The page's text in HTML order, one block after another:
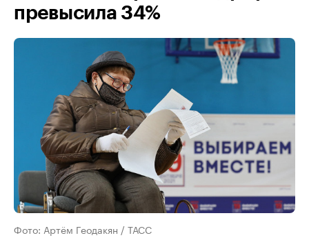
превысила 34%
Фото: Артём Геодакян / ТАСС